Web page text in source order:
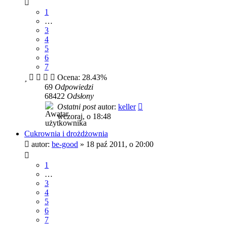
1
…
3
4
5
6
7
Ocena: 28.43%
69 Odpowiedzi
68422 Odsłony
Ostatni postautor: keller
wczoraj, o 18:48
Cukrownia i drożdżownia
autor: be-good » 18 paź 2011, o 20:00
1
…
3
4
5
6
7